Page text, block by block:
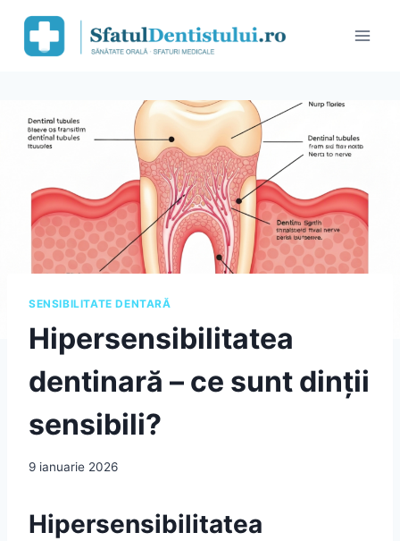
content
SENSIBILITATE DENTARĂ
Hipersensibilitatea
dentinară – ce sunt dinții
sensibili?
9 ianuarie 2026
Hipersensibilitatea